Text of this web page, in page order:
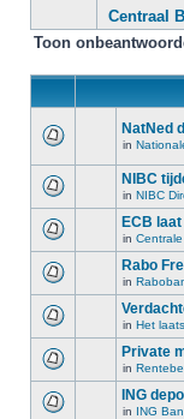
Toon
NatNed
in
NIBC
in NIBC
ECB
in
Rabo
in
in Het
Private
in
ING
in ING